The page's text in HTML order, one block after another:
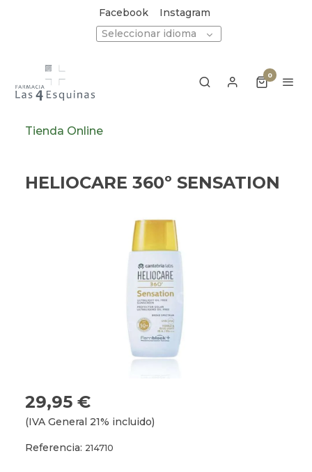
Facebook
Instagram
Seleccionar idioma
0
Tienda Online
HELIOCARE 360º SENSATION
29,95 €
(IVA General 21% incluido)
Referencia: 214710